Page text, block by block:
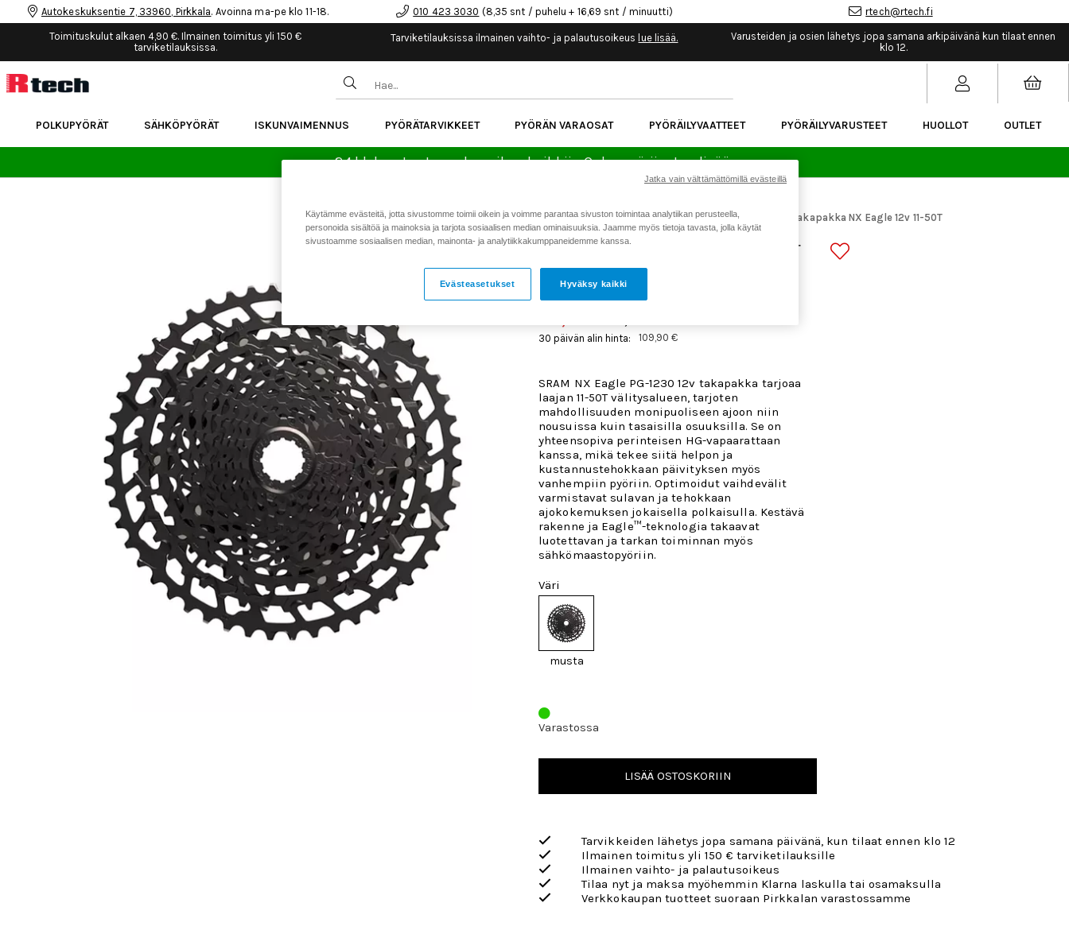
Autokeskuksentie 7, 33960, Pirkkala. Avoinna ma-pe klo 11-18. 010 423 3030 (8,35 snt / puhelu + 16,69 snt / minuutti) rtech@rtech.fi
Toimituskulut alkaen 4,90 €. Ilmainen toimitus yli 150 €
tarviketilauksissa.
Tarviketilauksissa ilmainen vaihto- ja palautusoikeus lue lisää.
Varusteiden ja osien lähetys jopa samana arkipäivänä kun tilaat ennen
klo 12.
POLKUPYÖRÄT SÄHKÖPYÖRÄT ISKUNVAIMENNUS PYÖRÄTARVIKKEET PYÖRÄN VARAOSAT PYÖRÄILYVAATTEET PYÖRÄILYVARUSTEET HUOLLOT OUTLET
24 kk korotonta maksuaikaa kaikkiin Cube-pyöriin.Lue lisää.
Tarjous
109,90 €
Koti > Kaikki tuotteet > Pyörän varaosat Sram takapakka NX Eagle 12v 11-50T
SRAM TAKAPAKKA NX EAGLE 12V 11-50T
Tuotenumero: 20079
30 päivän alin hinta: 109,90 €
SRAM NX Eagle PG-1230 12v takapakka tarjoaa
laajan 11-50T välitysalueen, tarjoten
mahdollisuuden monipuoliseen ajoon niin
nousuissa kuin tasaisilla osuuksilla. Se on
yhteensopiva perinteisen HG-vapaarattaan
kanssa, mikä tekee siitä helpon ja
kustannustehokkaan päivityksen myös
vanhempiin pyöriin. Optimoidut vaihdevälit
varmistavat sulavan ja tehokkaan
ajokokemuksen jokaisella polkaisulla. Kestävä
rakenne ja Eagle™-teknologia takaavat
luotettavan ja tarkan toiminnan myös
sähkömaastopyöriin.
Väri
musta
Varastossa
LISÄÄ OSTOSKORIIN
Tarvikkeiden lähetys jopa samana päivänä, kun tilaat ennen klo 12
Ilmainen toimitus yli 150 € tarviketilauksille
Ilmainen vaihto- ja palautusoikeus
Tilaa nyt ja maksa myöhemmin Klarna laskulla tai osamaksulla
Verkkokaupan tuotteet suoraan Pirkkalan varastossamme
Käytämme evästeitä, jotta sivustomme toimii oikein ja voimme parantaa sivuston toimintaa analytiikan perusteella,
personoida sisältöä ja mainoksia ja tarjota sosiaalisen median ominaisuuksia. Jaamme myös tietoja tavasta, jolla käytät
sivustoamme sosiaalisen median, mainonta- ja analytiikkakumppaneidemme kanssa.
Hyväksy kaikki
Evästeasetukset
Jatka vain välttämättömillä evästeillä